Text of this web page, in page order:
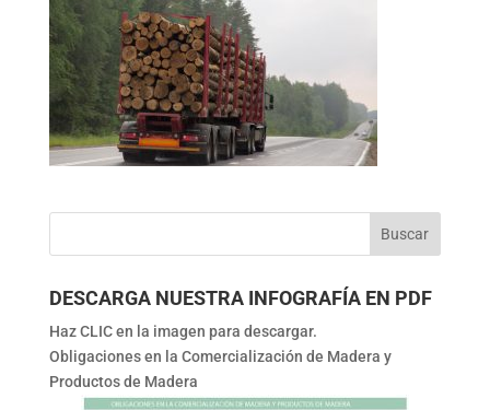
DESCARGA NUESTRA INFOGRAFÍA EN PDF
Haz CLIC en la imagen para descargar.
Obligaciones en la Comercialización de Madera y
Productos de Madera